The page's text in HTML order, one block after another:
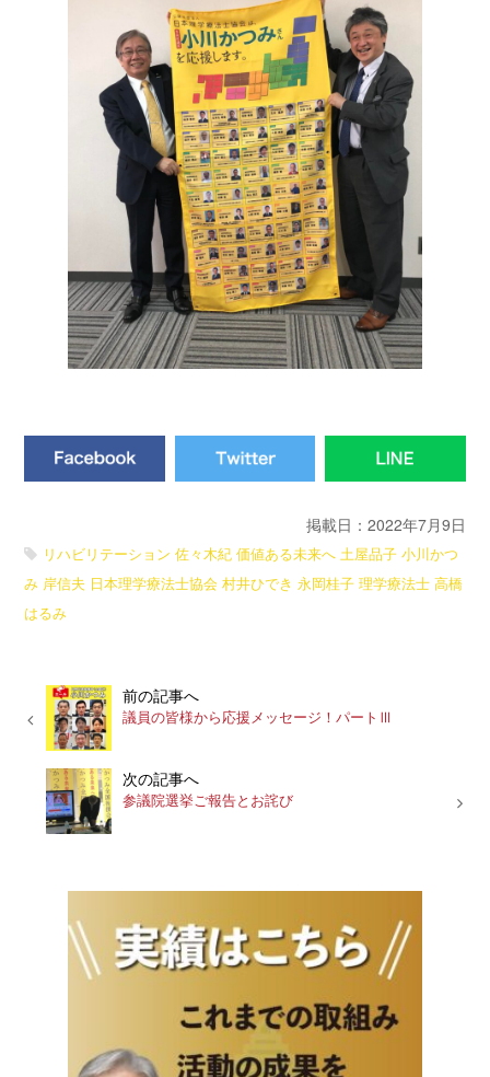
掲載日：2022年7月9日
リハビリテーション 佐々木紀 価値ある未来へ 土屋品子 小川かつ
み 岸信夫 日本理学療法士協会 村井ひでき 永岡桂子 理学療法士 高橋
はるみ
前の記事へ
議員の皆様から応援メッセージ！パートⅢ
次の記事へ
参議院選挙ご報告とお詫び